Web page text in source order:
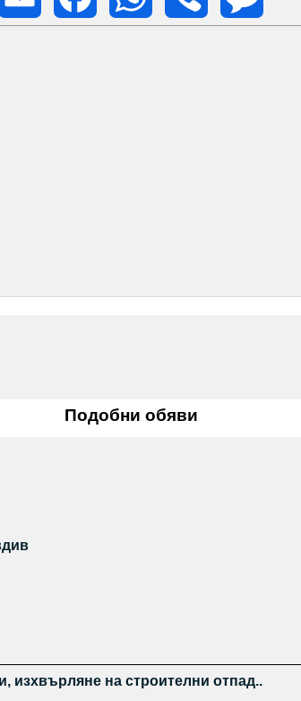
Подобни обяви
изхвърляне на строителни отпад..